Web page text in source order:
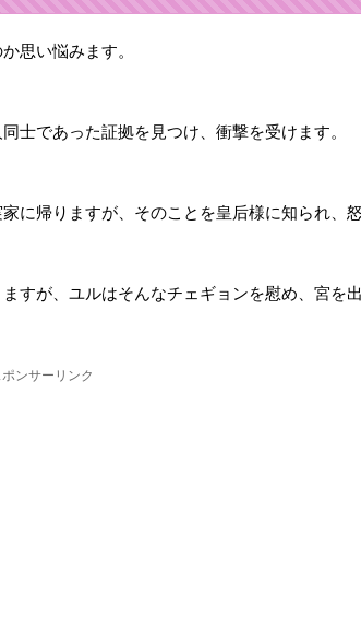
思い悩みます。
士であった証拠を見つけ、衝撃を受けます。
に帰りますが、そのことを皇后様に知られ、
すが、ユルはそんなチェギョンを慰め、宮を
ポンサーリンク